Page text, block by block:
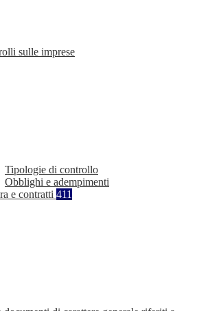
sulle imprese
Tipologie di controllo
Obblighi e adempimenti
e contratti 411